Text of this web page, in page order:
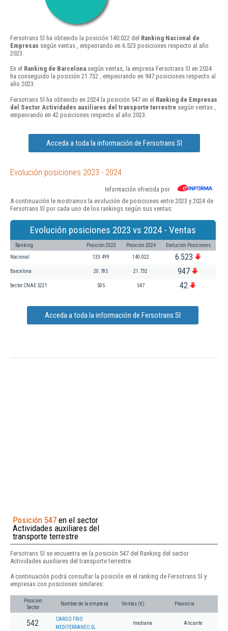
Fersotrans Sl ha obtenido la posición 140.022 del Ranking Nacional de
Empresas según ventas , empeorando en 6.523 posiciones respecto al año
2023.
En el Ranking de Barcelona según ventas, la empresa Fersotrans Sl en 2024
ha conseguido la posición 21.732 , empeorando en 947 posiciones respecto al
año 2023.
Fersotrans Sl ha obtenido en 2024 la posición 547 en el Ranking de Empresas
del Sector Actividades auxiliares del transporte terrestre según ventas ,
empeorando en 42 posiciones respecto al año 2023.
Acceda a toda la información de Fersotrans Sl
Evolución posiciones 2023 - 2024
Información ofrecida por
A continuación le mostramos la evolución de posiciones entre 2023 y 2024 de
Fersotrans Sl por cada uno de los rankings según sus ventas:
Evolución posiciones 2023 vs 2024 - Ventas
Ranking Posición 2023 Posición 2024 Evolución Posiciones
Nacional 133.499 140.022 6.523
Barcelona 20.785 21.732 947
Sector CNAE 5221 505 547 42
Acceda a toda la información de Fersotrans Sl
Posición 547 en el sector
Actividades auxiliares del
transporte terrestre
Fersotrans Sl se encuentra en la posición 547 del Ranking del sector
Actividades auxiliares del transporte terrestre.
A continuación podrá consultar la posición en el ranking de Fersotrans Sl y
empresas con posiciones similares:
Posición
Sector
Nombre de la empresa Ventas (€) Provincia
542
CARGO FRIO
MEDITERRANEO SL
mediana Alicante